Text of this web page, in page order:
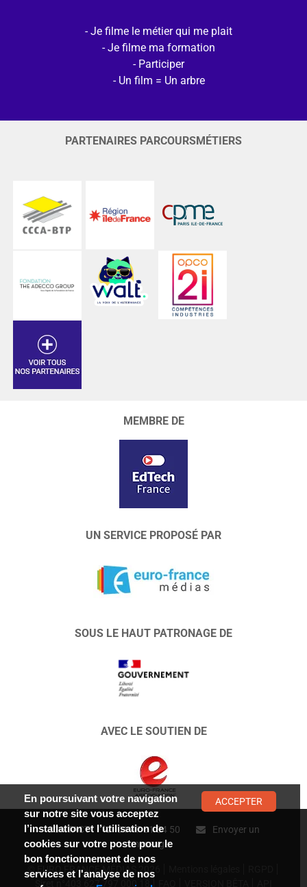
Je filme le métier qui me plait
Je filme ma formation
Participer
Un film = Un arbre
PARTENAIRES PARCOURSMÉTIERS
MEMBRE DE
UN SERVICE PROPOSÉ PAR
SOUS LE HAUT PATRONAGE DE
AVEC LE SOUTIEN DE
CONTACT : 01 47 01 34 50
Envoyer un
message
© EURO FRANCE MÉDIAS 2026
Siret n°403 627 797 000 18
En poursuivant votre navigation
sur notre site vous acceptez
l’installation et l’utilisation de
cookies sur votre poste pour le
bon fonctionnement de nos
services et l'analyse de nos
ACCEPTER